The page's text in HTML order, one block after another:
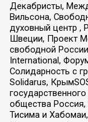
Декабристы,
Вильсона,
духовный центр ,
Швеции, Проект
свободной
International,
Солидарность с
Solidarus,
общества
Тисима и